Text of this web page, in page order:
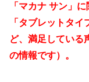
「マカナ サン」
「タブレットタ
ど、満足している
の情報です）。